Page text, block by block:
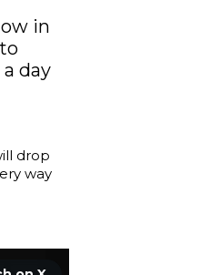
in
day
drop
way